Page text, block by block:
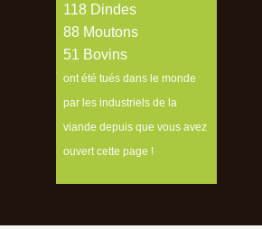
134 Dindes
100 Moutons
58 Bovins
ont été tués dans le monde
par les industriels de la
viande depuis que vous avez
ouvert cette page !